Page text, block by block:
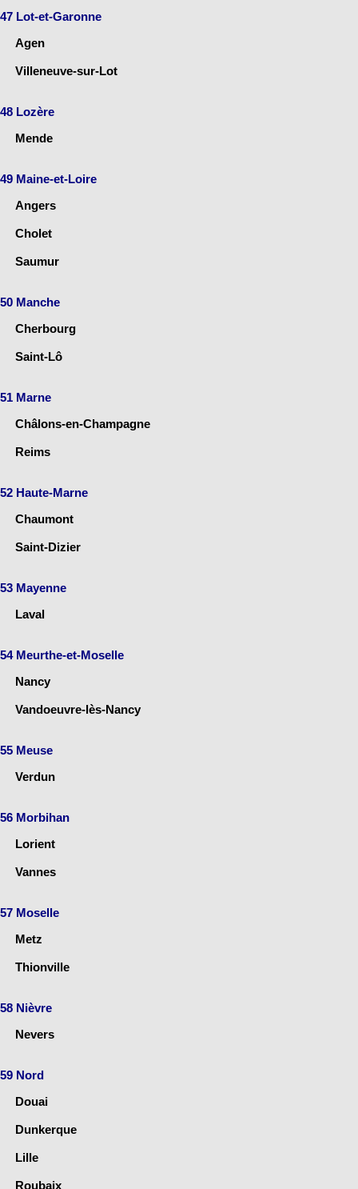
47 Lot-et-Garonne
Agen
Villeneuve-sur-Lot
48 Lozère
Mende
49 Maine-et-Loire
Angers
Cholet
Saumur
50 Manche
Cherbourg
Saint-Lô
51 Marne
Châlons-en-Champagne
Reims
52 Haute-Marne
Chaumont
Saint-Dizier
53 Mayenne
Laval
54 Meurthe-et-Moselle
Nancy
Vandoeuvre-lès-Nancy
55 Meuse
Verdun
56 Morbihan
Lorient
Vannes
57 Moselle
Metz
Thionville
58 Nièvre
Nevers
59 Nord
Douai
Dunkerque
Lille
Roubaix